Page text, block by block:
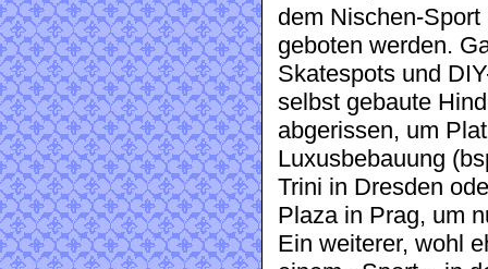
dem Nischen-
geboten werden.
Skatespots und
selbst gebaute
abgerissen, um
Luxusbebauung
Trini in Dresden
Plaza in Prag, um
Ein weiterer, wohl